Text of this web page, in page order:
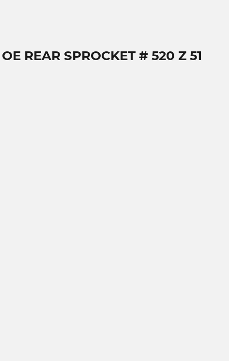
OE REAR SPROCKET # 520 Z 51